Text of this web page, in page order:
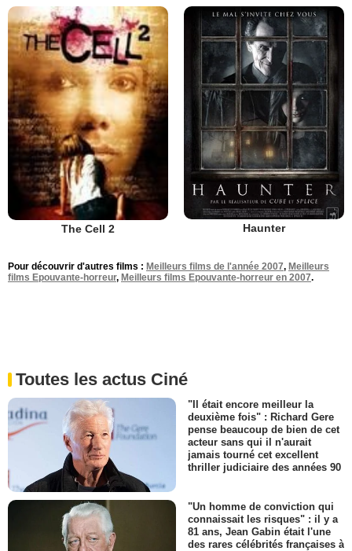
The Cell 2 Haunter
Pour découvrir d'autres films : Meilleurs films de l'année 2007, Meilleurs
films Epouvante-horreur, Meilleurs films Epouvante-horreur en 2007.
Toutes les actus Ciné
"Il était encore meilleur la
deuxième fois" : Richard Gere
pense beaucoup de bien de cet
acteur sans qui il n'aurait
jamais tourné cet excellent
thriller judiciaire des années 90
"Un homme de conviction qui
connaissait les risques" : il y a
81 ans, Jean Gabin était l'une
des rares célébrités françaises à